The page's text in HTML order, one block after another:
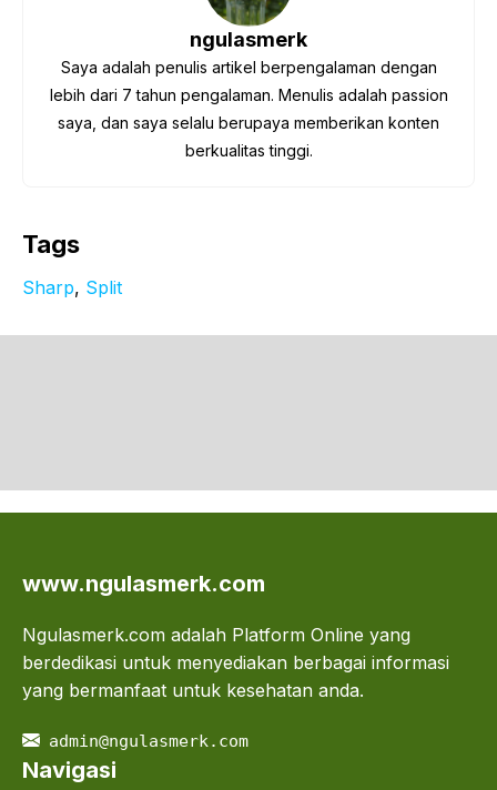
ngulasmerk
Saya adalah penulis artikel berpengalaman dengan
lebih dari 7 tahun pengalaman. Menulis adalah passion
saya, dan saya selalu berupaya memberikan konten
berkualitas tinggi.
Tags
Sharp, Split
www.ngulasmerk.com
Ngulasmerk.com adalah Platform Online yang
berdedikasi untuk menyediakan berbagai informasi
yang bermanfaat untuk kesehatan anda.
admin@ngulasmerk.com
Navigasi